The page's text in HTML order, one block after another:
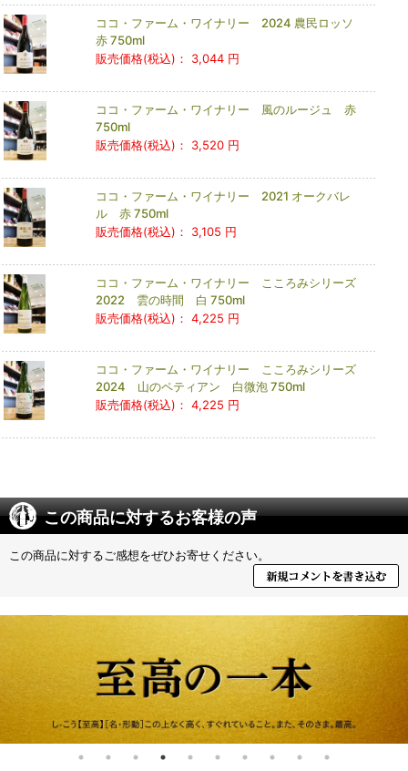
ココ・ファーム・ワイナリー 2024 農民ロッソ
赤 750ml
販売価格(税込)：
3,044 円
ココ・ファーム・ワイナリー 風のルージュ 赤
750ml
販売価格(税込)：
3,520 円
ココ・ファーム・ワイナリー 2021 オークバレ
ル 赤 750ml
販売価格(税込)：
3,105 円
ココ・ファーム・ワイナリー こころみシリーズ
2022 雲の時間 白 750ml
販売価格(税込)： 4,225 円
ココ・ファーム・ワイナリー こころみシリーズ
2024 山のペティアン 白微泡 750ml
販売価格(税込)： 4,225 円
この商品に対するお客様の声
この商品に対するご感想をぜひお寄せください。